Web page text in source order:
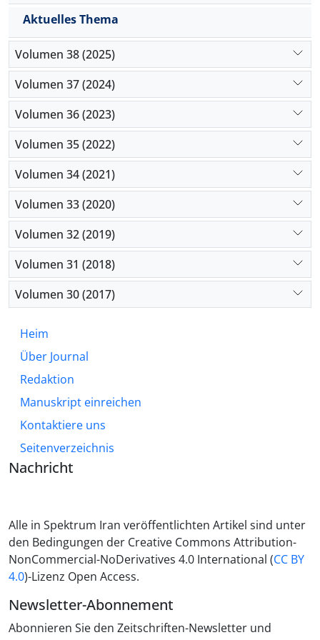
Aktuelles Thema
Volumen 38 (2025)
Volumen 37 (2024)
Volumen 36 (2023)
Volumen 35 (2022)
Volumen 34 (2021)
Volumen 33 (2020)
Volumen 32 (2019)
Volumen 31 (2018)
Volumen 30 (2017)
Heim
Über Journal
Redaktion
Manuskript einreichen
Kontaktiere uns
Seitenverzeichnis
Nachricht
Alle in Spektrum Iran veröffentlichten Artikel sind unter
den Bedingungen der Creative Commons Attribution-
NonCommercial-NoDerivatives 4.0 International (CC BY
4.0)-Lizenz Open Access.
Newsletter-Abonnement
Abonnieren Sie den Zeitschriften-Newsletter und